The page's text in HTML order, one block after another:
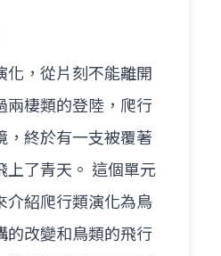
化，從片刻不能離開
兩棲類的登陸，爬行
，終於有一支被覆著
上了青天。 這個單元
介紹爬行類演化為鳥
的改變和鳥類的飛行